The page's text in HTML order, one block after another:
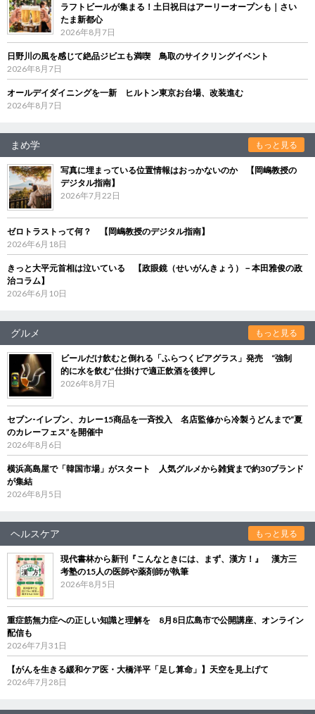
ラフトビールが集まる！土日祝日はアーリーオープンも｜さい
たま新都心
2026年8月7日
日野川の風を感じて絶品ジビエも満喫 鳥取のサイクリングイベント
2026年8月7日
オールデイダイニングを一新 ヒルトン東京お台場、改装進む
2026年8月7日
まめ学 もっと見る
写真に埋まっている位置情報はおっかないのか 【岡嶋教授の
デジタル指南】
2026年7月22日
ゼロトラストって何？ 【岡嶋教授のデジタル指南】
2026年6月18日
きっと大平元首相は泣いている 【政眼鏡（せいがんきょう）－本田雅俊の政
治コラム】
2026年6月10日
グルメ もっと見る
ビールだけ飲むと倒れる「ふらつくビアグラス」発売 “強制
的に水を飲む”仕掛けで適正飲酒を後押し
2026年8月7日
セブン‐イレブン、カレー15商品を一斉投入 名店監修から冷製うどんまで“夏
のカレーフェス”を開催中
2026年8月6日
横浜高島屋で「韓国市場」がスタート 人気グルメから雑貨まで約30ブランド
が集結
2026年8月5日
ヘルスケア もっと見る
現代書林から新刊『こんなときには、まず、漢方！』 漢方三
考塾の15人の医師や薬剤師が執筆
2026年8月5日
重症筋無力症への正しい知識と理解を 8月8日広島市で公開講座、オンライン
配信も
2026年7月31日
【がんを生きる緩和ケア医・大橋洋平「足し算命」】天空を見上げて
2026年7月28日